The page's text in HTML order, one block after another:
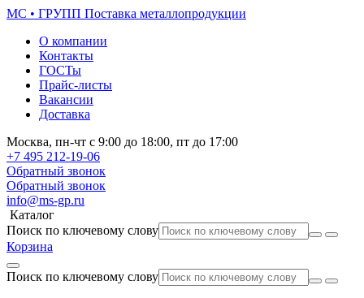
МС • ГРУПП Поставка металлопродукции
О компании
Контакты
ГОСТы
Прайс-листы
Вакансии
Доставка
Москва, пн-чт с 9:00 до 18:00, пт до 17:00
+7 495 212-19-06
Обратный звонок
Обратный звонок
info@ms-gp.ru
Каталог
Поиск по ключевому слову
Корзина
Поиск по ключевому слову